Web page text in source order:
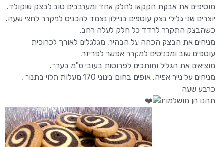
מוסיפים את אבקת הקקאו לחלק אחד ומערבבים טוב לבצק שוקולד.
יוצרים שני גלילי בצק עוטפים בניילון נצמד להכניס למקרר לחצי שעה.
כשהבצק התקרר לרדד כל חלק לעלה רחב.
מניחים את הבצק הכהה על הבהיר, מגלגלים לאורך לכרוכית
עוטפים שוב ומכניסים למקרר אפשר לפריזר.
מוציאים את הגליל וחותכים לפרוסות בעובי ס"מ בערך.
מניחים על נייר אפיה, אופים בחום בינוני 170 מעלות תלוי בתנור ,
כרבע שעה
תהנו הן מושלמות